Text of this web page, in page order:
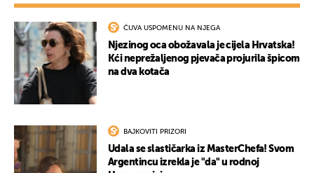
ČUVA USPOMENU NA NJEGA
Njezinog oca obožavala je cijela Hrvatska!
Kći neprežaljenog pjevača projurila špicom
na dva kotača
BAJKOVITI PRIZORI
Udala se slastičarka iz MasterChefa! Svom
Argentincu izrekla je "da" u rodnoj